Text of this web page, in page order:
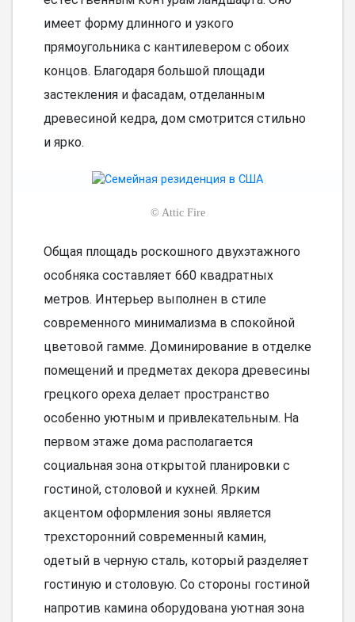
имеет форму длинного и узкого
прямоугольника с кантилевером с обоих
концов. Благодаря большой площади
застекления и фасадам, отделанным
древесиной кедра, дом смотрится стильно
и ярко.
© Attic Fire
Общая площадь роскошного двухэтажного
особняка составляет 660 квадратных
метров. Интерьер выполнен в стиле
современного минимализма в спокойной
цветовой гамме. Доминирование в отделке
помещений и предметах декора древесины
грецкого ореха делает пространство
особенно уютным и привлекательным. На
первом этаже дома располагается
социальная зона открытой планировки с
гостиной, столовой и кухней. Ярким
акцентом оформления зоны является
трехсторонний современный камин,
одетый в черную сталь, который разделяет
гостиную и столовую. Со стороны гостиной
напротив камина оборудована уютная зона